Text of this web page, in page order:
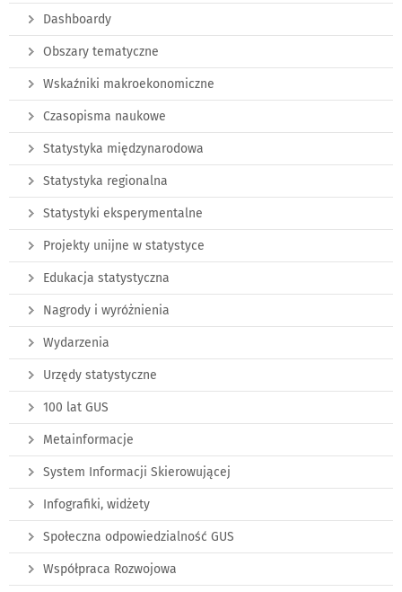
Dashboardy
Obszary tematyczne
Wskaźniki makroekonomiczne
Czasopisma naukowe
Statystyka międzynarodowa
Statystyka regionalna
Statystyki eksperymentalne
Projekty unijne w statystyce
Edukacja statystyczna
Nagrody i wyróżnienia
Wydarzenia
Urzędy statystyczne
100 lat GUS
Metainformacje
System Informacji Skierowującej
Infografiki, widżety
Społeczna odpowiedzialność GUS
Współpraca Rozwojowa